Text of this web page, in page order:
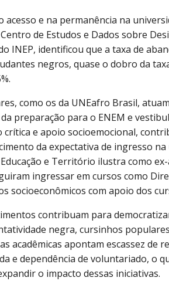
acesso e na permanência na
de Estudos e Dados sobre
INEP, identificou que a taxa de
negros, quase o dobro da
como os da UNEafro Brasil,
preparação para o ENEM e
e apoio socioemocional,
da expectativa de ingresso
e Território ilustra como
ingressar em cursos como
socioeconômicos com apoio dos
contribuam para
negra, cursinhos
acadêmicas apontam escassez de
e dependência de voluntariado, o
o impacto dessas iniciativas.